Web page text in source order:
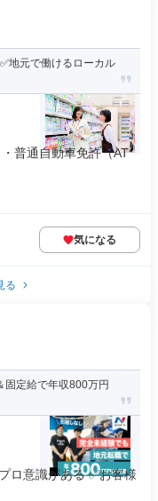
地元で働けるローカル
普通自動車免許（AT
気になる
る
固定給で年収800万円
ロ意識がある ✅お客様